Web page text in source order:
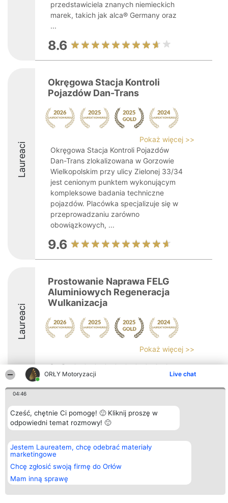
ORŁY Motoryzacji Live chat
04:46
Cześć, chętnie Ci pomogę! 🙂 Kliknij proszę w
odpowiedni temat rozmowy! 🙂
Jestem Laureatem, chcę odebrać materiały
marketingowe
Chcę zgłosić swoją firmę do Orłów
Mam inną sprawę
przedstawiciela znanych niemieckich
marek, takich jak alca® Germany oraz
...
8.6
Laureaci
Okręgowa Stacja Kontroli
Pojazdów Dan-Trans
Pokaż więcej >>
Okręgowa Stacja Kontroli Pojazdów
Dan-Trans zlokalizowana w Gorzowie
Wielkopolskim przy ulicy Zielonej 33/34
jest cenionym punktem wykonującym
kompleksowe badania techniczne
pojazdów. Placówka specjalizuje się w
przeprowadzaniu zarówno
obowiązkowych, ...
9.6
Laureaci
Prostowanie Naprawa FELG
Aluminiowych Regeneracja
Wulkanizacja
Pokaż więcej >>
9.6
Organizator plebiscytu
Bright Side Solutions sp. z o.
o. sp. k.
ul. Ruska 22
KRS 0000749100 | Regon
381313360 | NIP 8943132676
+48 508 492 400
Plebiscyt
Laureaci
Lista
wszystkich
Zasady
Regulamin
Prywatności
Kontakt
Kontakt